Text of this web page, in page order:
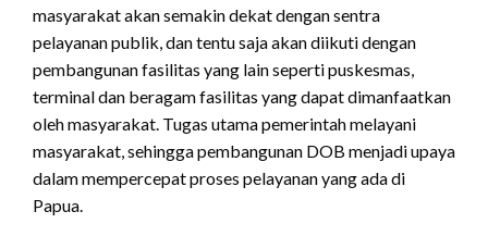
masyarakat akan semakin dekat dengan sentra
pelayanan publik, dan tentu saja akan diikuti dengan
pembangunan fasilitas yang lain seperti puskesmas,
terminal dan beragam fasilitas yang dapat dimanfaatkan
oleh masyarakat. Tugas utama pemerintah melayani
masyarakat, sehingga pembangunan DOB menjadi upaya
dalam mempercepat proses pelayanan yang ada di
Papua.